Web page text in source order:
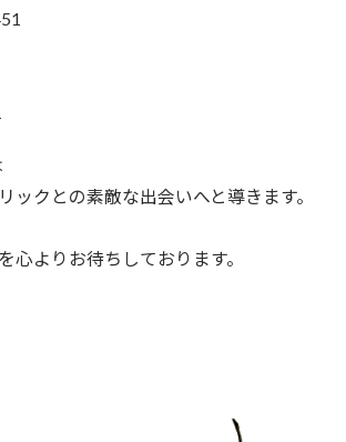
ックとの⁠素敵な出会いへと導きます。⁠
心よりお待ちしております。⁠